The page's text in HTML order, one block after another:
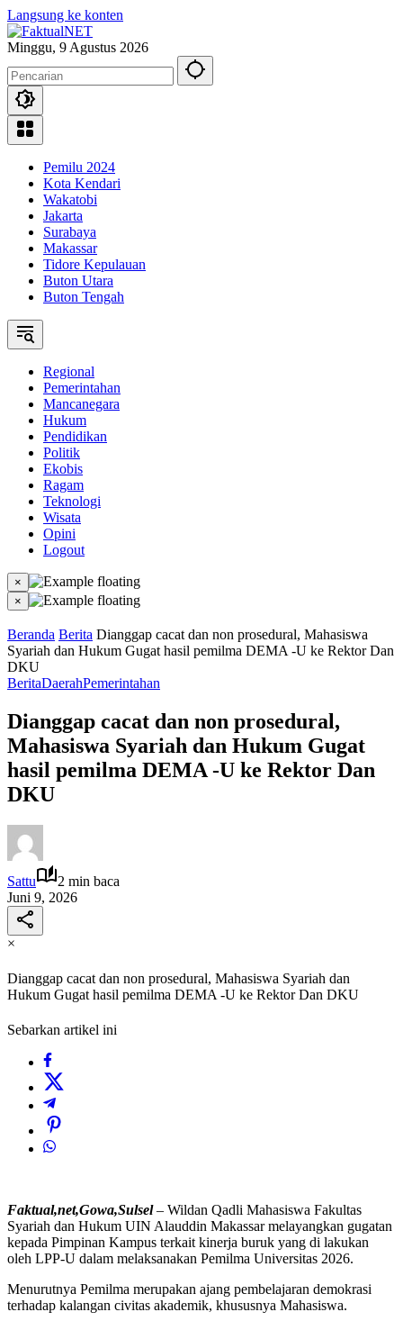
Langsung ke konten
Minggu, 9 Agustus 2026
Pemilu 2024
Kota Kendari
Wakatobi
Jakarta
Surabaya
Makassar
Tidore Kepulauan
Buton Utara
Buton Tengah
Regional
Pemerintahan
Mancanegara
Hukum
Pendidikan
Politik
Ekobis
Ragam
Teknologi
Wisata
Opini
Logout
×
×
Beranda Berita Dianggap cacat dan non prosedural, Mahasiswa
Syariah dan Hukum Gugat hasil pemilma DEMA -U ke Rektor Dan
DKU
BeritaDaerahPemerintahan
Dianggap cacat dan non prosedural,
Mahasiswa Syariah dan Hukum Gugat
hasil pemilma DEMA -U ke Rektor Dan
DKU
Sattu
2 min baca
Juni 9, 2026
×
Dianggap cacat dan non prosedural, Mahasiswa Syariah dan
Hukum Gugat hasil pemilma DEMA -U ke Rektor Dan DKU
Sebarkan artikel ini
Faktual,net,Gowa,Sulsel– Wildan Qadli Mahasiswa Fakultas
Syariah dan Hukum UIN Alauddin Makassar melayangkan gugatan
kepada Pimpinan Kampus terkait kinerja buruk yang di lakukan
oleh LPP-U dalam melaksanakan Pemilma Universitas 2026.
Menurutnya Pemilma merupakan ajang pembelajaran demokrasi
terhadap kalangan civitas akademik, khususnya Mahasiswa.